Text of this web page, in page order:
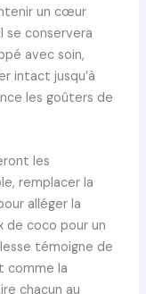
un cœur
se conservera
avec soin,
intact jusqu’à
les goûters de
les
remplacer la
alléger la
de coco pour un
témoigne de
comme la
chacun au